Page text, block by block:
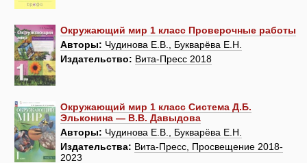
Окружающий мир 1 класс Проверочные работы
Авторы: Чудинова Е.В., Букварёва Е.Н.
Издательство: Вита-Пресс 2018
Окружающий мир 1 класс Система Д.Б.
Эльконина — В.В. Давыдова
Авторы: Чудинова Е.В., Букварёва Е.Н.
Издательства: Вита-Пресс, Просвещение 2018-
2023